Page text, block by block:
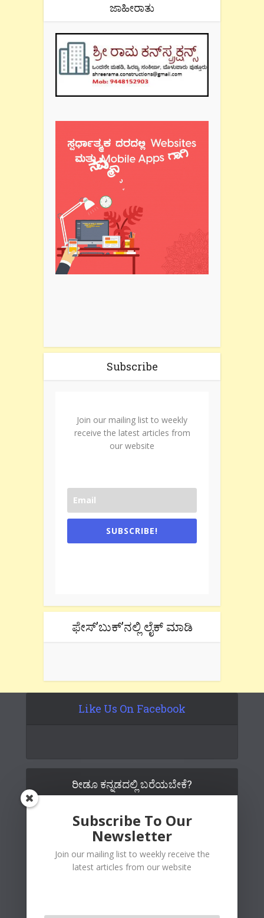
ಜಾಹೀರಾತು
Subscribe
Join our mailing list to weekly
receive the latest articles from
our website
SUBSCRIBE!
ಫೇಸ್’ಬುಕ್’ನಲ್ಲಿ ಲೈಕ್ ಮಾಡಿ
Like Us On Facebook
ರೀಡೂ ಕನ್ನಡದಲ್ಲಿ ಬರೆಯಬೇಕೆ?
Subscribe To Our
Newsletter
Join our mailing list to weekly receive the
latest articles from our website